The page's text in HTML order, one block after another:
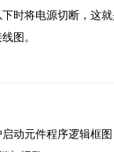
时将电源切断，这就
图。
动元件程序逻辑框